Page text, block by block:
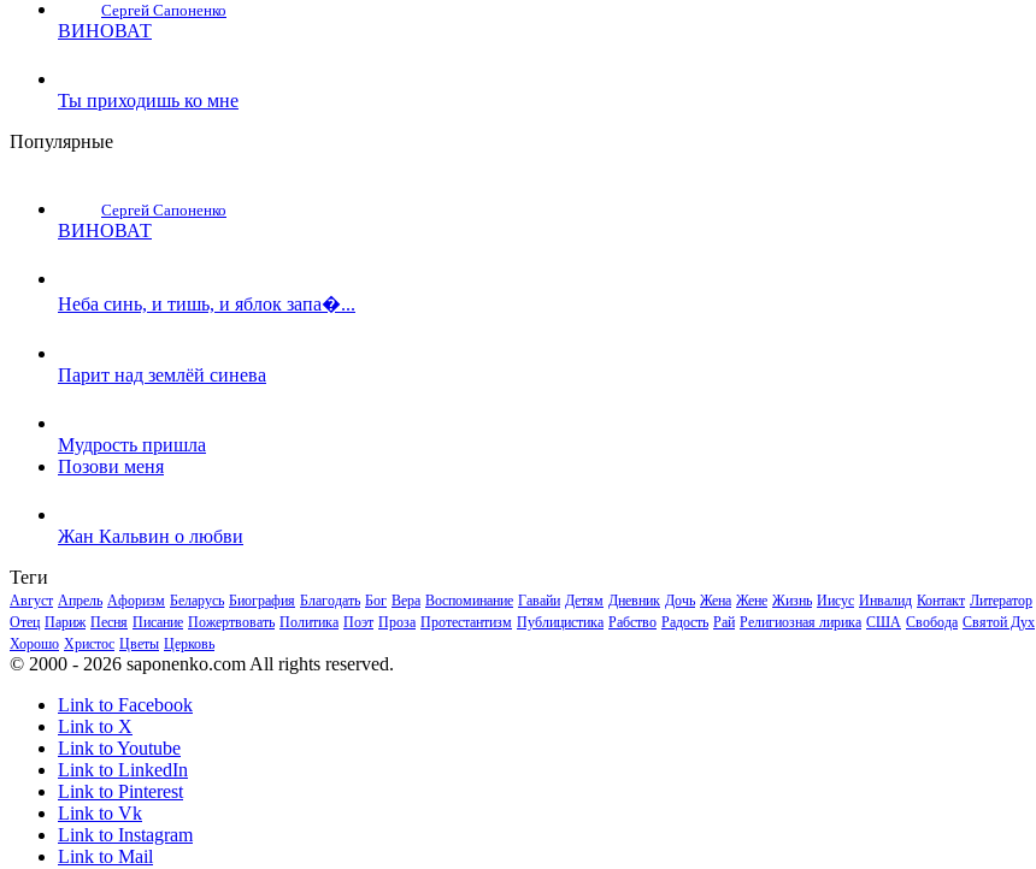
Сергей Сапоненко
ВИНОВАТ
Ты приходишь ко мне
Популярные
Сергей Сапоненко
ВИНОВАТ
Неба синь, и тишь, и яблок запа�...
Парит над землёй синева
Мудрость пришла
Позови меня
Жан Кальвин о любви
Теги
Август Апрель Афоризм Беларусь Биография Благодать Бог Вера Воспоминание Гавайи Детям Дневник Дочь Жена Жене Жизнь Иисус Инвалид Контакт Литератор
Отец Париж Песня Писание Пожертвовать Политика Поэт Проза Протестантизм Публицистика Рабство Радость Рай Религиозная лирика США Свобода Святой Дух
Хорошо Христос Цветы Церковь
© 2000 - 2026 saponenko.com All rights reserved.
Link to Facebook
Link to X
Link to Youtube
Link to LinkedIn
Link to Pinterest
Link to Vk
Link to Instagram
Link to Mail